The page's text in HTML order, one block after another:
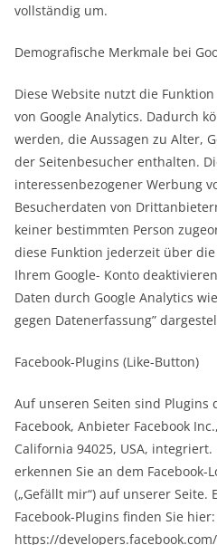
vollständig um.
Demografische Merkmale bei
Diese Website nutzt die
von Google Analytics. Dadurch
werden, die Aussagen zu Alter,
der Seitenbesucher enthalten.
interessenbezogener Werbung
Besucherdaten von
keiner bestimmten Person
diese Funktion jederzeit über
Ihrem Google- Konto
Daten durch Google Analytics
gegen Datenerfassung”
Facebook-Plugins (Like-Button)
Auf unseren Seiten sind Plugins
Facebook, Anbieter Facebook
California 94025, USA, integriert.
erkennen Sie an dem Facebook-
(„Gefällt mir“) auf unserer Seite.
Facebook-Plugins finden Sie hier:
https://